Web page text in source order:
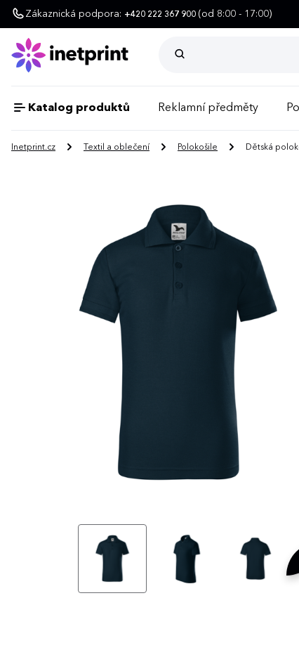
Zákaznická podpora: +420 222 367 900 (od 8:00 - 17:00)
Katalog produktů Reklamní předměty
Inetprint.cz Textil a oblečení Polokošile Dětská